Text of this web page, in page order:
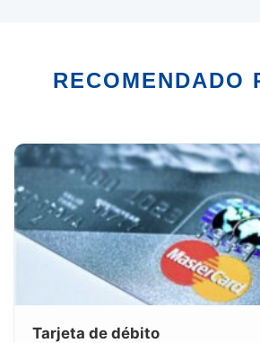
RECOMENDADO
Tarjeta de débito